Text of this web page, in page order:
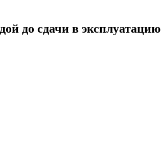
до сдачи в эксплуатацию